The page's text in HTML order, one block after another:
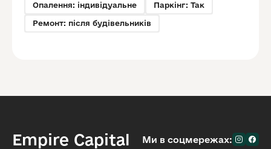
Опалення: індивідуальне Паркінг: Так
Ремонт: після будівельників
Empire Capital Ми в соцмережах: